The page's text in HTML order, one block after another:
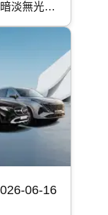
淡無光，
成不可逆
繁多，價
千元不
流行的
一文看清
見問題，
06-16